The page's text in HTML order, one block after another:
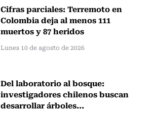
Cifras parciales: Terremoto en
Colombia deja al menos 111
muertos y 87 heridos
Lunes 10 de agosto de 2026
Del laboratorio al bosque:
investigadores chilenos buscan
desarrollar árboles...